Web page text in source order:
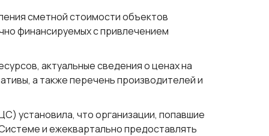
сметной стоимости объектов
финансируемых с привлечением
актуальные сведения о ценах на
а также перечень производителей и
установила, что организации, попавшие
и ежеквартально предоставлять